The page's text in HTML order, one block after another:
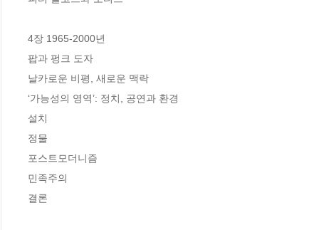
4장 1965-2000년
팝과 펑크 도자
날카로운 비평, 새로운 맥락
‘가능성의 영역’: 정치, 공연과 환경
설치
정물
포스트모더니즘
민족주의
결론